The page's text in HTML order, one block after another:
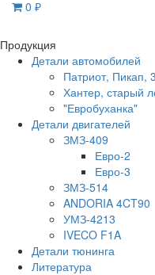
0 ₽
Продукция
Детали автомобилей
Патриот, Пикап,
Хантер, старый
"Евробуханка"
Детали двигателей
ЗМЗ-409
Евро-2
Евро-3
ЗМЗ-514
ANDORIA 4CT90
УМЗ-4213
IVECO F1A
Детали тюнинга
Литература